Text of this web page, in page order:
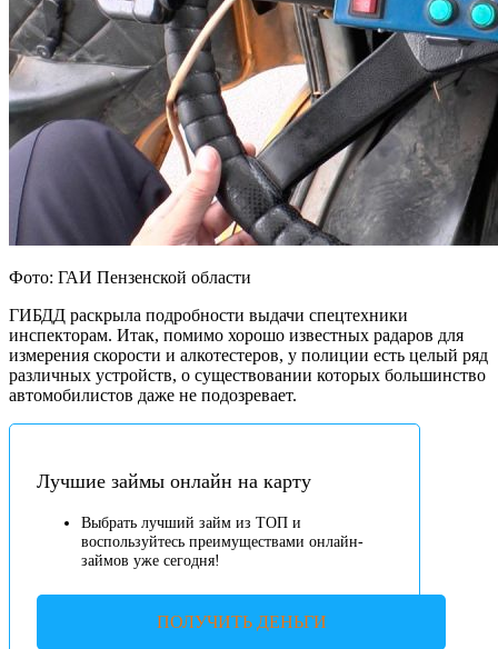
Фото: ГАИ Пензенской области
ГИБДД раскрыла подробности выдачи спецтехники
инспекторам. Итак, помимо хорошо известных радаров для
измерения скорости и алкотестеров, у полиции есть целый ряд
различных устройств, о существовании которых большинство
автомобилистов даже не подозревает.
Лучшие займы онлайн на карту
Выбрать лучший займ из ТОП и
воспользуйтесь преимуществами онлайн-
займов уже сегодня!
ПОЛУЧИТЬ ДЕНЬГИ